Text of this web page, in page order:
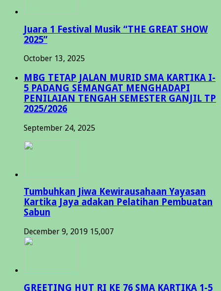
Juara 1 Festival Musik “THE GREAT SHOW
2025”
October 13, 2025
MBG TETAP JALAN MURID SMA KARTIKA I-
5 PADANG SEMANGAT MENGHADAPI
PENILAIAN TENGAH SEMESTER GANJIL TP
2025/2026
September 24, 2025
Tumbuhkan Jiwa Kewirausahaan Yayasan
Kartika Jaya adakan Pelatihan Pembuatan
Sabun
December 9, 2019 15,007
GREETING HUT RI KE 76 SMA KARTIKA 1-5